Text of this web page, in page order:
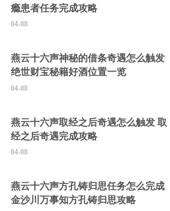
瘾患者任务完成攻略
04-08
燕云十六声神秘的借条奇遇怎么触发
绝世财宝秘籍好酒位置一览
04-08
燕云十六声取经之后奇遇怎么触发 取
经之后奇遇完成攻略
04-08
燕云十六声方孔铸归思任务怎么完成
金沙川万事知方孔铸归思攻略